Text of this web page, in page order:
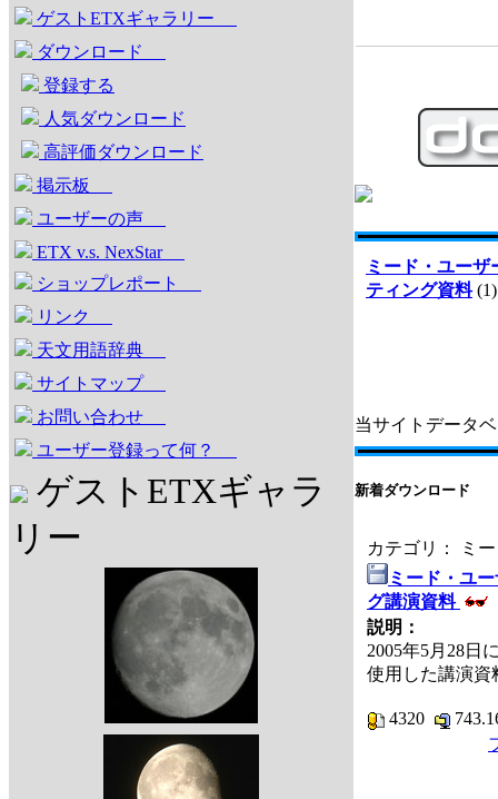
ゲストETXギャラリー
ダウンロード
登録する
人気ダウンロード
高評価ダウンロード
掲示板
ユーザーの声
ETX v.s. NexStar
ショップレポート
リンク
天文用語辞典
サイトマップ
お問い合わせ
ユーザー登録って何？
ゲストETXギャラ
リー
ミード・ユーザ
ティング資料(1)
当サイトデータ
新着ダウンロード
カテゴリ： ミ
ミード・ユ
グ講演資料
説明：
2005年5月28日
使用した講演資
4320